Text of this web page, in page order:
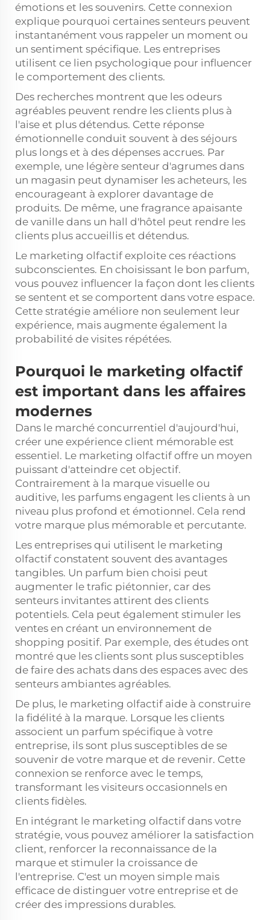
émotions et les souvenirs. Cette connexion
explique pourquoi certaines senteurs peuvent
instantanément vous rappeler un moment ou
un sentiment spécifique. Les entreprises
utilisent ce lien psychologique pour influencer
le comportement des clients.
Des recherches montrent que les odeurs
agréables peuvent rendre les clients plus à
l'aise et plus détendus. Cette réponse
émotionnelle conduit souvent à des séjours
plus longs et à des dépenses accrues. Par
exemple, une légère senteur d'agrumes dans
un magasin peut dynamiser les acheteurs, les
encourageant à explorer davantage de
produits. De même, une fragrance apaisante
de vanille dans un hall d'hôtel peut rendre les
clients plus accueillis et détendus.
Le marketing olfactif exploite ces réactions
subconscientes. En choisissant le bon parfum,
vous pouvez influencer la façon dont les clients
se sentent et se comportent dans votre espace.
Cette stratégie améliore non seulement leur
expérience, mais augmente également la
probabilité de visites répétées.
Pourquoi le marketing olfactif
est important dans les affaires
modernes
Dans le marché concurrentiel d'aujourd'hui,
créer une expérience client mémorable est
essentiel. Le marketing olfactif offre un moyen
puissant d'atteindre cet objectif.
Contrairement à la marque visuelle ou
auditive, les parfums engagent les clients à un
niveau plus profond et émotionnel. Cela rend
votre marque plus mémorable et percutante.
Les entreprises qui utilisent le marketing
olfactif constatent souvent des avantages
tangibles. Un parfum bien choisi peut
augmenter le trafic piétonnier, car des
senteurs invitantes attirent des clients
potentiels. Cela peut également stimuler les
ventes en créant un environnement de
shopping positif. Par exemple, des études ont
montré que les clients sont plus susceptibles
de faire des achats dans des espaces avec des
senteurs ambiantes agréables.
De plus, le marketing olfactif aide à construire
la fidélité à la marque. Lorsque les clients
associent un parfum spécifique à votre
entreprise, ils sont plus susceptibles de se
souvenir de votre marque et de revenir. Cette
connexion se renforce avec le temps,
transformant les visiteurs occasionnels en
clients fidèles.
En intégrant le marketing olfactif dans votre
stratégie, vous pouvez améliorer la satisfaction
client, renforcer la reconnaissance de la
marque et stimuler la croissance de
l'entreprise. C'est un moyen simple mais
efficace de distinguer votre entreprise et de
créer des impressions durables.